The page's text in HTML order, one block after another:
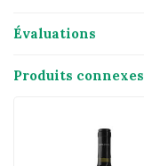
Évaluations
Produits connexes